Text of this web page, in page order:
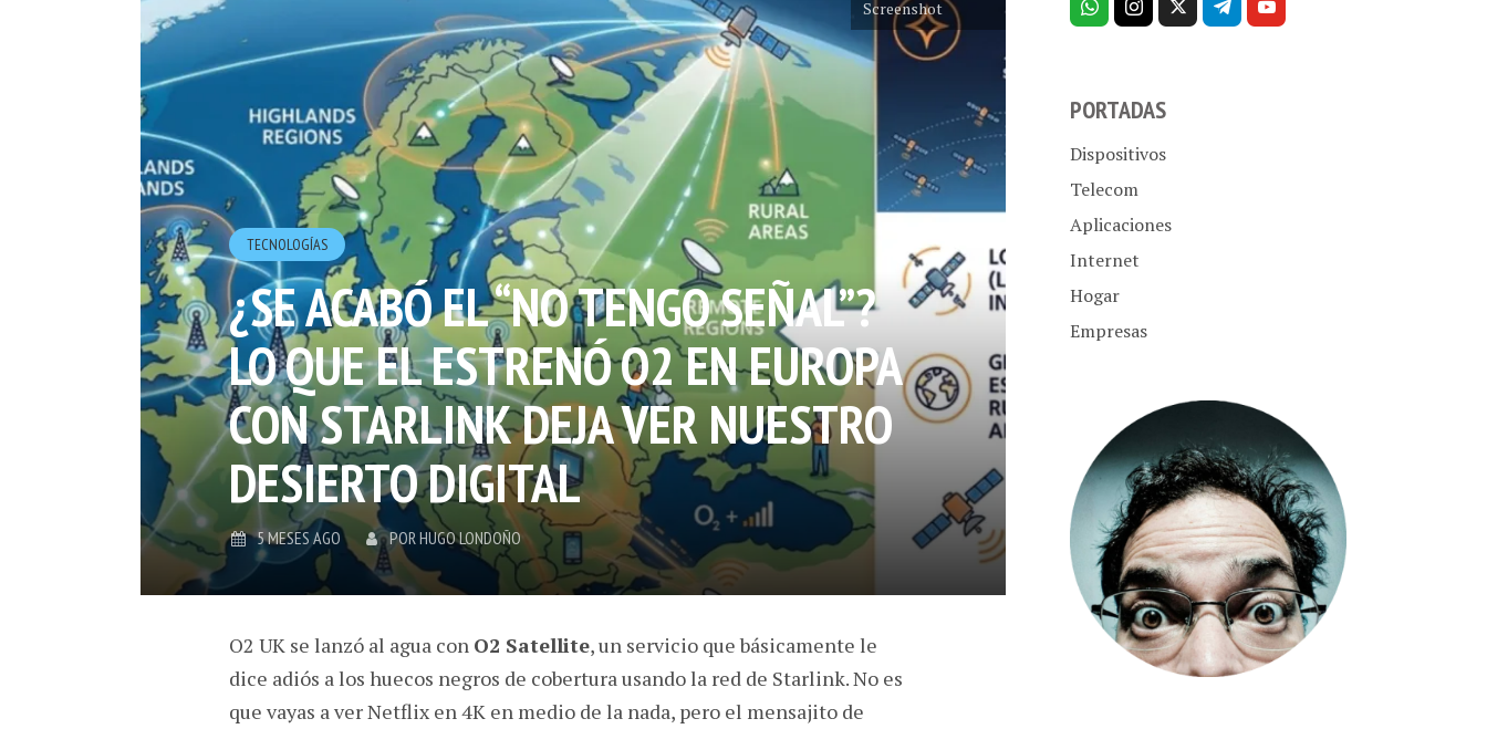
Screenshot
TECNOLOGÍ­AS
¿SE ACABÓ EL “NO TENGO SEÑAL”?
LO QUE EL ESTRENÓ O2 EN EUROPA
CON STARLINK DEJA VER NUESTRO
DESIERTO DIGITAL
5 MESES AGO POR HUGO LONDOÑO
O2 UK se lanzó al agua con O2 Satellite, un servicio que básicamente le
dice adiós a los huecos negros de cobertura usando la red de Starlink. No es
que vayas a ver Netflix en 4K en medio de la nada, pero el mensajito de
PORTADAS
Dispositivos
Telecom
Aplicaciones
Internet
Hogar
Empresas